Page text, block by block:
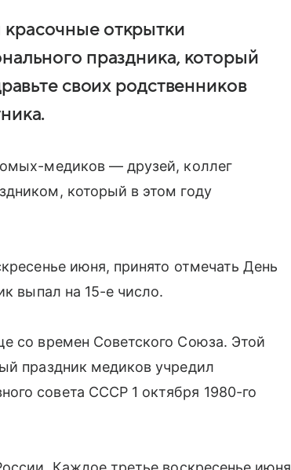
открытки
праздника, который
своих родственников
медиков — друзей, коллег
который в этом году
июня, принято отмечать День
выпал на 15-е число.
со времен Советского Союза. Этой
праздник медиков учредил
совета СССР 1 октября 1980-го